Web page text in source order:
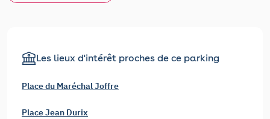
Les lieux d'intérêt proches de ce parking
Place du Maréchal Joffre
Place Jean Durix